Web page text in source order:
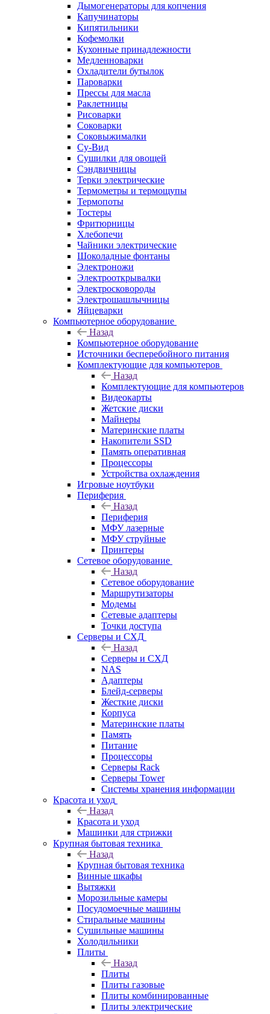
Дымогенераторы для копчения
Капучинаторы
Кипятильники
Кофемолки
Кухонные принадлежности
Медленноварки
Охладители бутылок
Пароварки
Прессы для масла
Раклетницы
Рисоварки
Соковарки
Соковыжималки
Су-Вид
Сушилки для овощей
Сэндвичницы
Терки электрические
Термометры и термощупы
Термопоты
Тостеры
Фритюрницы
Хлебопечи
Чайники электрические
Шоколадные фонтаны
Электроножи
Электрооткрывалки
Электросковороды
Электрошашлычницы
Яйцеварки
Компьютерное оборудование
Назад
Компьютерное оборудование
Источники бесперебойного питания
Комплектующие для компьютеров
Назад
Комплектующие для компьютеров
Видеокарты
Жетские диски
Майнеры
Материнские платы
Накопители SSD
Память оперативная
Процессоры
Устройства охлаждения
Игровые ноутбуки
Периферия
Назад
Периферия
МФУ лазерные
МФУ струйные
Принтеры
Сетевое оборудование
Назад
Сетевое оборудование
Маршрутизаторы
Модемы
Сетевые адаптеры
Точки доступа
Серверы и СХД
Назад
Серверы и СХД
NAS
Адаптеры
Блейд-серверы
Жесткие диски
Корпуса
Материнские платы
Память
Питание
Процессоры
Серверы Rack
Серверы Tower
Системы хранения информации
Красота и уход
Назад
Красота и уход
Машинки для стрижки
Крупная бытовая техника
Назад
Крупная бытовая техника
Винные шкафы
Вытяжки
Морозильные камеры
Посудомоечные машины
Стиральные машины
Сушильные машины
Холодильники
Плиты
Назад
Плиты
Плиты газовые
Плиты комбинированные
Плиты электрические